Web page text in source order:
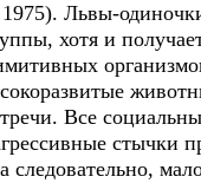
Львы-
хотя и
Все
стычки
следовательно,